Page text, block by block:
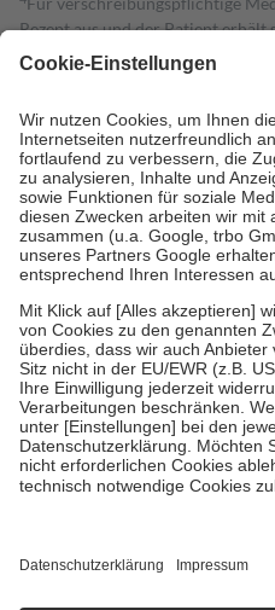
Rezept aus und der Patient erhält
gesetzliche Krankenversicherung
Kosten dafür, der Versicherte
Grundsätzlich leisten Mitglieder
Prozent des Abgabepreises,
höchstens zehn Euro.Es sind
Kosten der Leistung zu entrichten.
Diese Regeln gelten
Bei Heilmitteln und häuslicher
Zuzahlung zehn Prozent der
Verordnung.
Um das Engagement der
stärken und die besondere
fallenkeine Zuzahlungenan bei:
• Kindern und Jugendlichen bis
mit Ausnahme der Fahrkosten
• Untersuchungen zur Vorsorge
GKV getragen werden
Einholung von Bewertungen.